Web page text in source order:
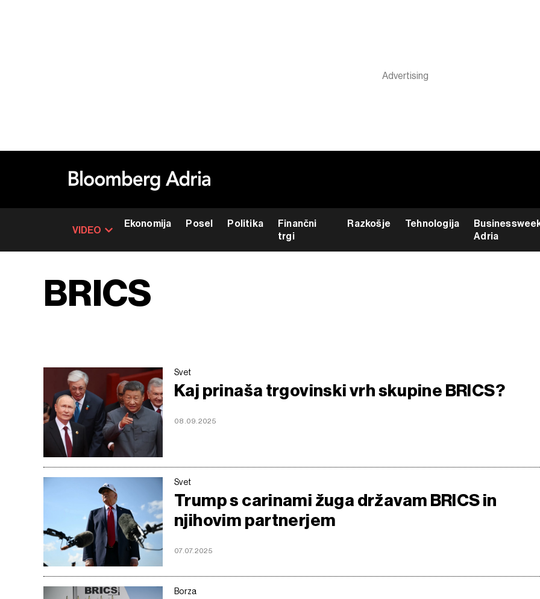
VIDEO
Ekonomija Posel Politika
Finančni
trgi
Razkošje Tehnologija
Adria
BRICS
Svet
Kaj prinaša trgovinski vrh skupine BRICS?
08.09.2025
Svet
Trump s carinami žuga državam BRICS in
njihovim partnerjem
07.07.2025
Borza